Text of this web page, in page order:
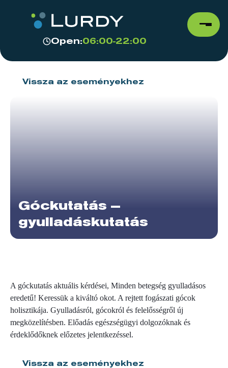
Open:06:00-22:00
Vissza az eseményekhez
Góckutatás –
gyulladáskutatás
A góckutatás aktuális kérdései, Minden betegség gyulladásos
eredetű! Keressük a kiváltó okot. A rejtett fogászati gócok
holisztikája. Gyulladásról, gócokról és felelősségről új
megközelítésben. Előadás egészségügyi dolgozóknak és
érdeklődőknek előzetes jelentkezéssel.
Vissza az eseményekhez